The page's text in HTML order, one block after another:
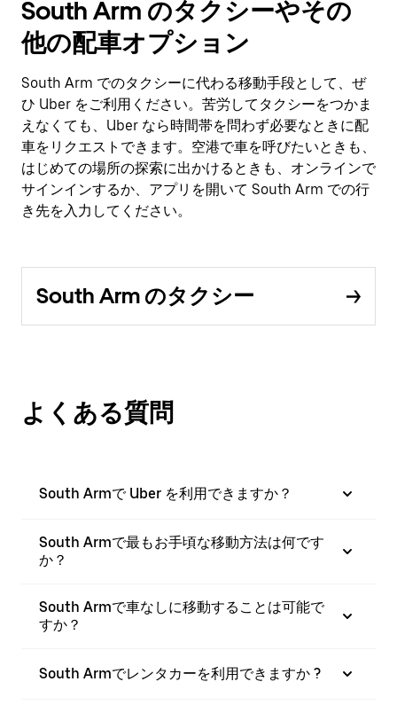
South Arm のタクシーやその
他の配車オプション
South Arm でのタクシーに代わる移動手段として、ぜ
ひ Uber をご利用ください。苦労してタクシーをつかま
えなくても、Uber なら時間帯を問わず必要なときに配
車をリクエストできます。空港で車を呼びたいときも、
はじめての場所の探索に出かけるときも、オンラインで
サインインするか、アプリを開いて South Arm での行
き先を入力してください。
South Arm のタクシー
よくある質問
South Armで Uber を利用できますか？
South Armで最もお手頃な移動方法は何です
か？
South Armで車なしに移動することは可能で
すか？
South Armでレンタカーを利用できますか ?